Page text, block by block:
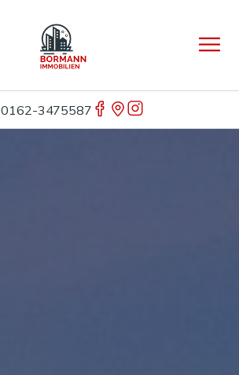
0162-3475587